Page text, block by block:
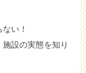
い！
設の実態を知り